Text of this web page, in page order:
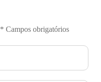
* Campos obrigatórios